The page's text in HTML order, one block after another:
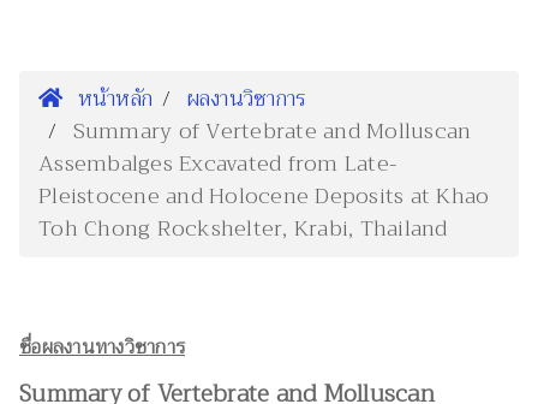
หน้าหลัก
ผลงานวิชาการ
Summary of Vertebrate and Molluscan
Assembalges Excavated from Late-
Pleistocene and Holocene Deposits at Khao
Toh Chong Rockshelter, Krabi, Thailand
ชื่อผลงานทางวิชาการ
Summary of Vertebrate and Molluscan